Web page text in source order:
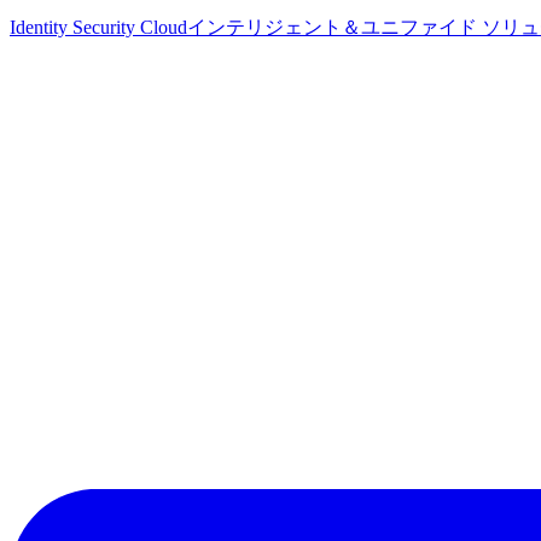
Identity Security Cloudインテリジェント＆ユニファイド ソリ